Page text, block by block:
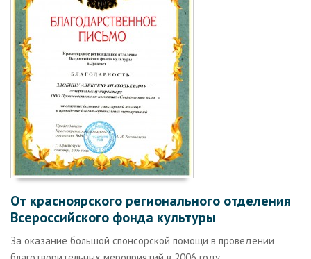
От красноярского регионального отделения
Всероссийского фонда культуры
За оказание большой спонсорской помощи в проведении